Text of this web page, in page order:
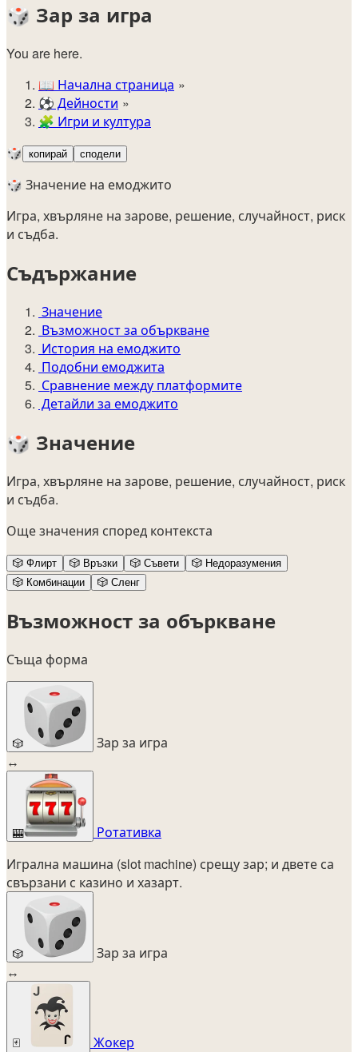
🎲 Зар за игра
You are here.
📖 Начална страница
⚽️ Дейности
🧩 Игри и култура
🎲
копирай сподели
🎲 Значение на емоджито
Игра, хвърляне на зарове, решение, случайност, риск
и съдба.
Съдържание
Значение
Възможност за объркване
История на емоджито
Подобни емоджита
Сравнение между платформите
Детайли за емоджито
🎲 Значение
Игра, хвърляне на зарове, решение, случайност, риск
и съдба.
Още значения според контекста
🎲 Флирт 🎲 Връзки 🎲 Съвети 🎲 Недоразумения
🎲 Комбинации 🎲 Сленг
Възможност за объркване
Съща форма
🎲
Зар за игра
↔
🎰
Ротативка
Игрална машина (slot machine) срещу зар; и двете са
свързани с казино и хазарт.
🎲
Зар за игра
↔
🃏
Жокер